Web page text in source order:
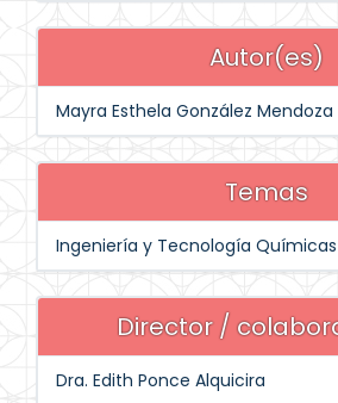
Autor(es)
Mayra Esthela González Mendoza
Temas
Ingeniería y Tecnología Químicas
Director /
Dra. Edith Ponce Alquicira